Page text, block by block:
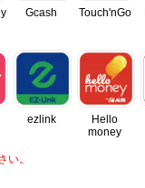
Gcash Touch'nGo
ezlink
Hello
money
。